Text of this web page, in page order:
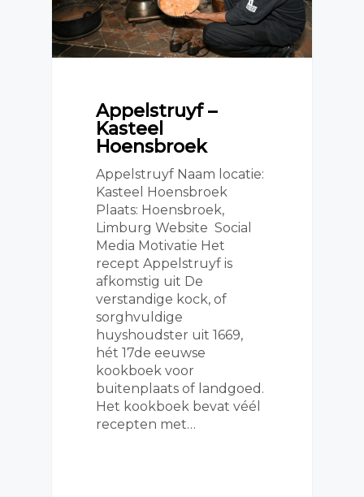
Appelstruyf –
Kasteel
Hoensbroek
Appelstruyf Naam locatie:
Kasteel Hoensbroek
Plaats: Hoensbroek,
Limburg Website Social
Media Motivatie Het
recept Appelstruyf is
afkomstig uit De
verstandige kock, of
sorghvuldige
huyshoudster uit 1669,
hét 17de eeuwse
kookboek voor
buitenplaats of landgoed.
Het kookboek bevat véél
recepten met…